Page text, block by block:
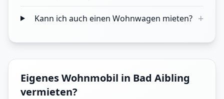
Kann ich auch einen Wohnwagen mieten? +
Eigenes Wohnmobil in Bad Aibling
vermieten?